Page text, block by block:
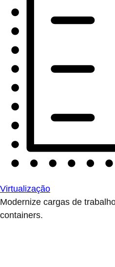
Virtualização
Modernize cargas de
containers.